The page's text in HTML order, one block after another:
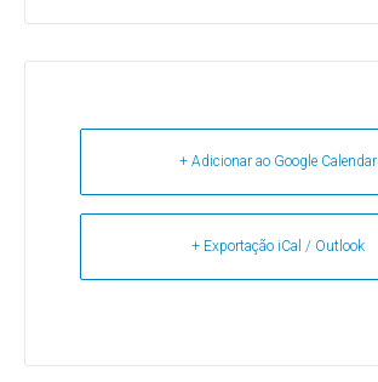
+ Adicionar ao Google Calendar
+ Exportação iCal / Outlook